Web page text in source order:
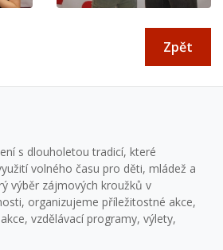
Zpět
s dlouholetou tradicí, které
volného času pro děti, mládež a
výběr zájmových kroužků v
organizujeme příležitostné akce,
vzdělávací programy, výlety,